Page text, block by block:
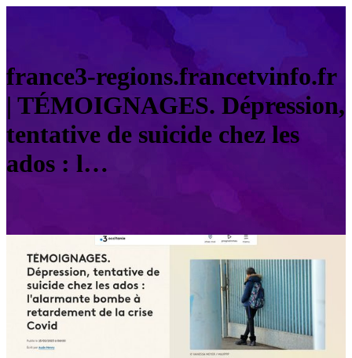
france3-regions.francetvinfo.fr
| TÉMOIGNAGES. Dépression,
tentative de suicide chez les
ados : l…